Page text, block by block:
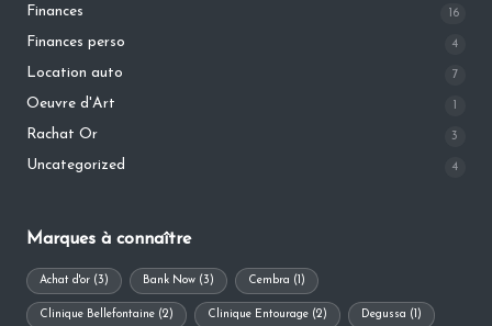
Finances 16
Finances perso 4
Location auto 7
Oeuvre d'Art
Rachat Or 3
Uncategorized 4
Marques à connaître
Achat d'or (3) Bank Now(3) Cembra (1)
Clinique Bellefontaine (2) Clinique Entourage(2) Degussa (1)